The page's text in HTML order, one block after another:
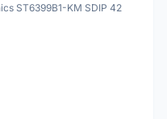
ST6399B1-KM SDIP 42